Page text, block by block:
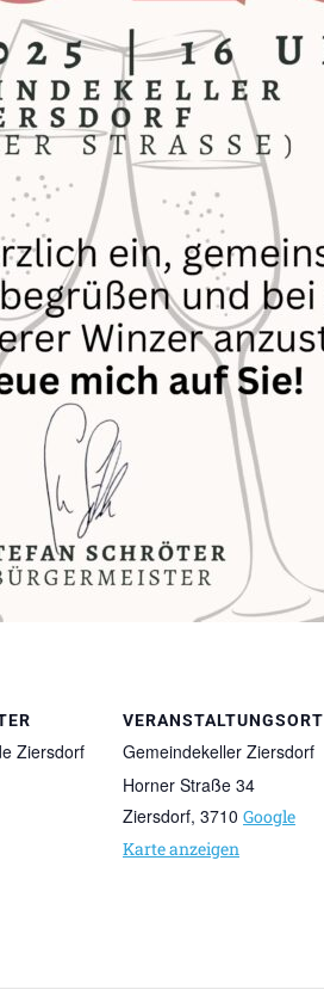
Ziersdorf
VERANSTALTUNGSORT
Gemeindekeller Ziersdorf
Horner Straße 34
Ziersdorf, 3710 Google
Karte anzeigen